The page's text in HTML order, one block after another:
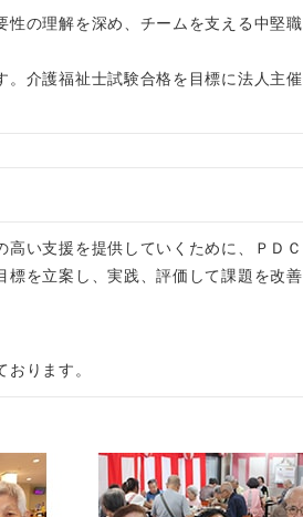
の理解を深め、チームを支える中堅職
介護福祉士試験合格を目標に法人主催
い支援を提供していくために、ＰＤＣ
を立案し、実践、評価して課題を改善
ります。